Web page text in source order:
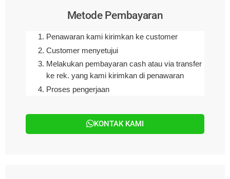
Metode Pembayaran
Penawaran kami kirimkan ke customer
Customer menyetujui
Melakukan pembayaran cash atau via transfer
ke rek. yang kami kirimkan di penawaran
Proses pengerjaan
KONTAK KAMI